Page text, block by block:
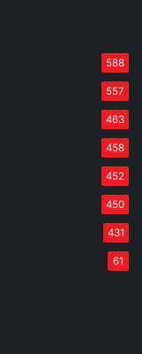
588
557
463
458
452
450
431
61